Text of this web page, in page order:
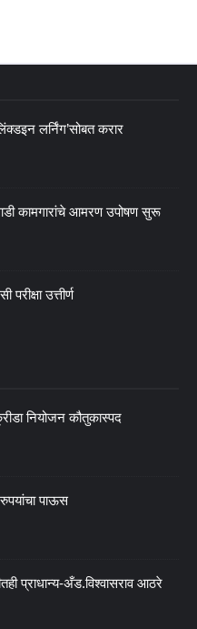
लर्निंग’सोबत करार
कामगारांचे आमरण उपोषण सुरू
उत्तीर्ण
नियोजन कौतुकास्पद
पाऊस
प्राधान्य-अँड.विश्वासराव आठरे